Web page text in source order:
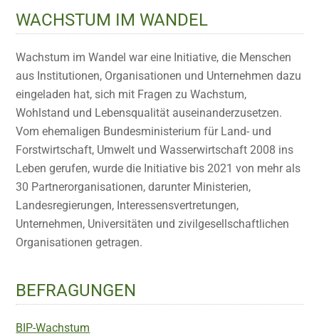
WACHSTUM IM WANDEL
Wachstum im Wandel war eine Initiative, die Menschen
aus Institutionen, Organisationen und Unternehmen dazu
eingeladen hat, sich mit Fragen zu Wachstum,
Wohlstand und Lebensqualität auseinanderzusetzen.
Vom ehemaligen Bundesministerium für Land- und
Forstwirtschaft, Umwelt und Wasserwirtschaft 2008 ins
Leben gerufen, wurde die Initiative bis 2021 von mehr als
30 Partnerorganisationen, darunter Ministerien,
Landesregierungen, Interessensvertretungen,
Unternehmen, Universitäten und zivilgesellschaftlichen
Organisationen getragen.
BEFRAGUNGEN
BIP-Wachstum